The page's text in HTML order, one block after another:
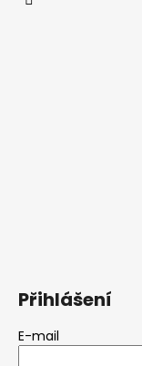
Přihlášení
E-mail